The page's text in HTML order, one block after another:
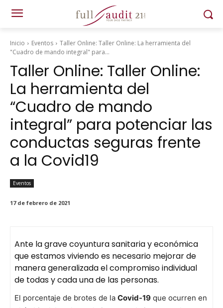
Inicio Eventos
Taller Online: Taller Online: La herramienta del
"Cuadro de mando integral" para...
Taller Online: Taller Online:
La herramienta del
“Cuadro de mando
integral” para potenciar las
conductas seguras frente
a la Covid19
Eventos
17 de febrero de 2021
Ante la grave coyuntura sanitaria y económica
que estamos viviendo es necesario mejorar de
manera generalizada el compromiso individual
de todas y cada una de las personas.
El por­centa­je de brotes de la Covid-19 que ocur­ren en